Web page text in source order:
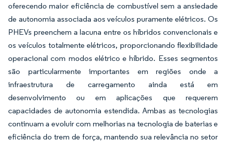
oferecendo maior eficiência de combustível sem a ansiedade
de autonomia associada aos veículos puramente elétricos. Os
PHEVs preenchem a lacuna entre os híbridos convencionais e
os veículos totalmente elétricos, proporcionando flexibilidade
operacional com modos elétrico e híbrido. Esses segmentos
são particularmente importantes em regiões onde a
infraestrutura de carregamento ainda está em
desenvolvimento ou em aplicações que requerem
capacidades de autonomia estendida. Ambas as tecnologias
continuam a evoluir com melhorias na tecnologia de baterias e
eficiência do trem de força, mantendo sua relevância no setor